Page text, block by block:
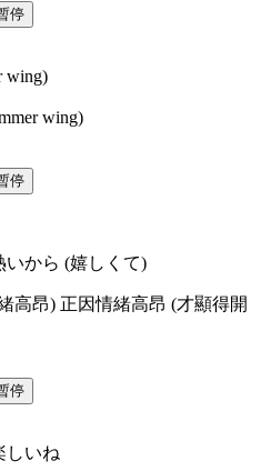
停
wing)
wing)
停
いから (嬉しくて)
高昂) 正因情緒高昂 (才顯得開
停
しいね